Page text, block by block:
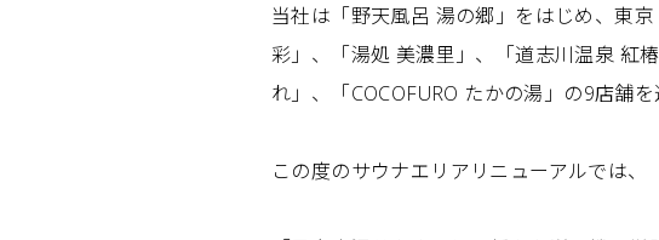
当社は「野天風呂 湯の郷」をはじめ、東
彩」、「湯処 美濃里」、「道志川温泉 紅
れ」、「COCOFURO たかの湯」の9店舗を
この度のサウナエリアリニューアルでは、